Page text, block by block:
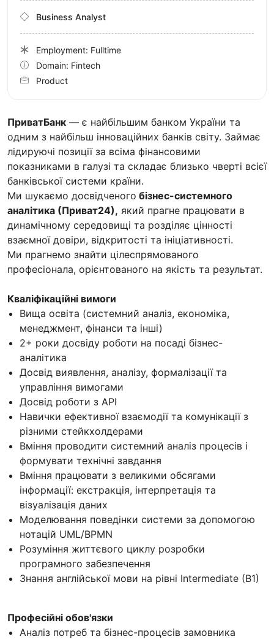
ПриватБанк — є найбільшим банком України та
одним з найбільш інноваційних банків світу. Займає
лідируючі позиції за всіма фінансовими
показниками в галузі та складає близько чверті всієї
банківської системи країни.
Ми шукаємо досвідченого бізнес-системного
аналітика (Приват24), який прагне працювати в
динамічному середовищі та розділяє цінності
взаємної довіри, відкритості та ініціативності.
Ми прагнемо знайти цілеспрямованого
професіонала, орієнтованого на якість та результат.
Кваліфікаційні вимоги
Вища освіта (системний аналіз, економіка,
менеджмент, фінанси та інші)
2+ роки досвіду роботи на посаді бізнес-
аналітика
Досвід виявлення, аналізу, формалізації та
управління вимогами
Досвід роботи з API
Навички ефективної взаємодії та комунікації з
різними стейкхолдерами
Вміння проводити системний аналіз процесів і
формувати технічні завдання
Вміння працювати з великими обсягами
інформації: екстракція, інтерпретація та
візуалізація даних
Моделювання поведінки системи за допомогою
нотацій UML/BPMN
Розуміння життєвого циклу розробки
програмного забезпечення
Знання англійської мови на рівні Intermediate (B1)
Професійні обов'язки
Аналіз потреб та бізнес-процесів замовника
Business Analyst
Employment: Fulltime
Domain: Fintech
Product